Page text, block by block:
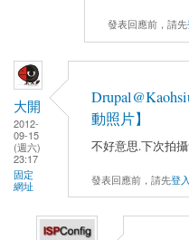
發表回應前，請先
大開
2012-
09-15
(週六)
23:17
固定
網址
動照片】
不好意思.下次拍
發表回應前，請先登入